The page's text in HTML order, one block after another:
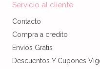
Servicio al cliente
Contacto
Compra a credito
Envíos Gratis
Descuentos Y Cupones